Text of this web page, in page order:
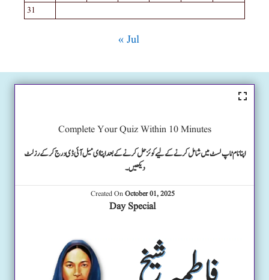
31
« Jul
Complete Your Quiz Within 10 Minutes
اپنا نام ٹاپ لسٹ میں شامل کرنے کے لیے کوئز حل کرنے کے بعد اپنا ای میل آئی ڈی درج کرکے رزلٹ
دیکھیں۔
Created OnOctober 01, 2025
Day Special